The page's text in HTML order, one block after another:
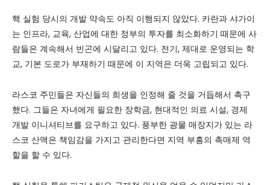
핵 실험 당시의 개발 약속도 아직 이행되지 않았다. 카란과 샤가이
는 인프라, 교육, 산업에 대한 정부의 투자를 최소화하기 때문에 사
람들은 계속해서 빈곤에 시달리고 있다. 전기, 제대로 운영되는 학
교, 기본 도로가 부재하기 때문에 이 지역은 더욱 고립되고 있다.
라스코 주민들은 자신들의 희생을 인정해 줄 것을 거듭해서 촉구
했다. 그들은 자녀에게 필요한 장학금, 현대적인 의료 시설, 경제
개발 이니셔티브를 요구하고 있다. 풍부한 광물 매장지가 있는 라
스코 산맥은 책임감을 가지고 관리한다면 지역 부흥의 촉매제 역
할을 할 수 있다.